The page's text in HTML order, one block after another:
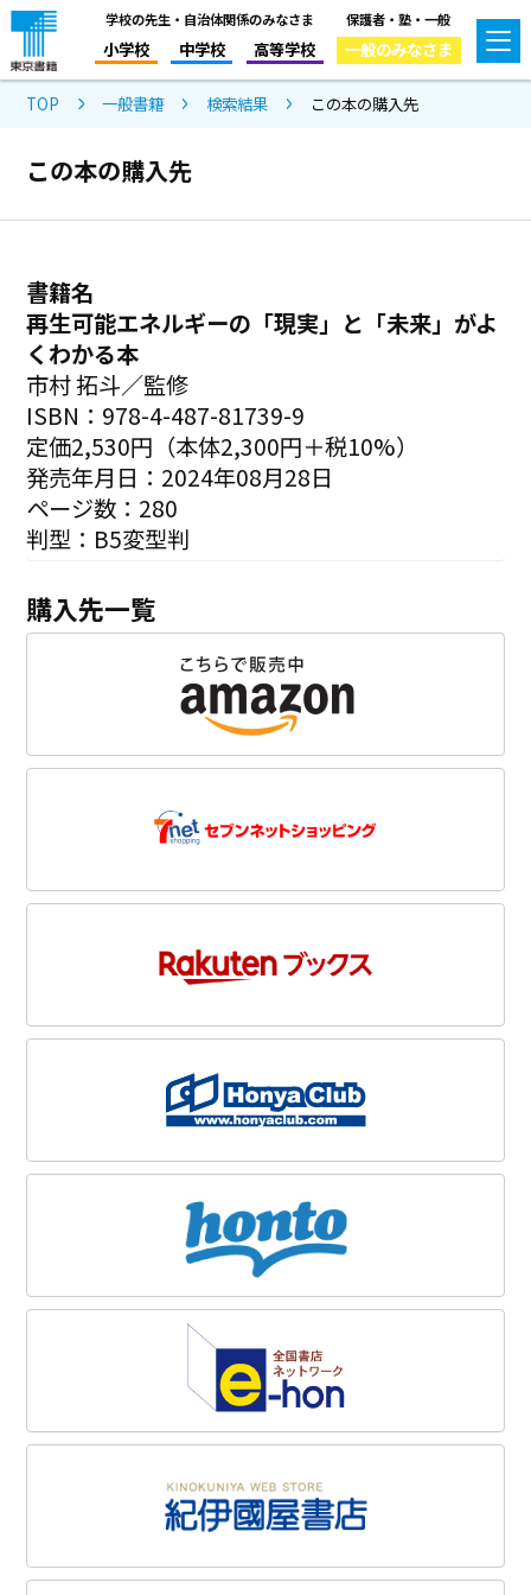
学校の先生・自治体関係のみなさま
小学校 中学校 高等学校
保護者・塾・一般
一般のみなさま
TOP 一般書籍 検索結果 この本の購入先
この本の購入先
書籍名
再生可能エネルギーの「現実」と「未来」がよ
くわかる本
市村 拓斗／監修
ISBN：978-4-487-81739-9
定価2,530円（本体2,300円＋税10%）
発売年月日：2024年08月28日
ページ数：280
判型：B5変型判
購入先一覧